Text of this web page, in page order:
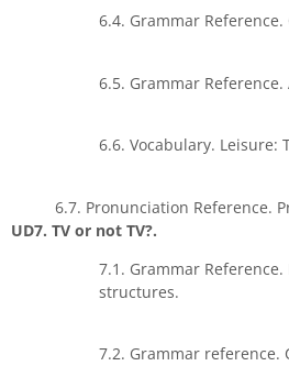
6.4. Grammar
6.5. Grammar
6.6. Vocabulary. Leisure:
6.7. Pronunciation Reference.
UD7. TV or not TV?.
7.1. Grammar
structures.
7.2. Grammar reference.